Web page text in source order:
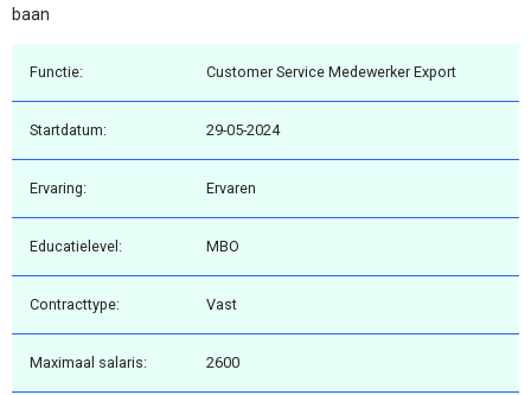
baan
Functie: Customer Service Medewerker Export
Startdatum: 29-05-2024
Ervaring: Ervaren
Educatielevel: MBO
Contracttype: Vast
Maximaal salaris: 2600